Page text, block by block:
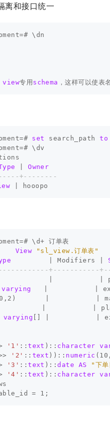
离和接口统一
=# \ dn
view专用 schema ，这样可以使表
=# set search_path to
=# \ dv
Owner
+--------
hooopo
=# \ d+
订单表
View
"sl_view.订单表"
Modifiers
+-----------
varying
, 2 )
varying
'1' ::text ):: character
'2' :: text )):: numeric ( 10 ,
'3' ::text )::date AS "下
'4' ::text ):: character
= 1 ;